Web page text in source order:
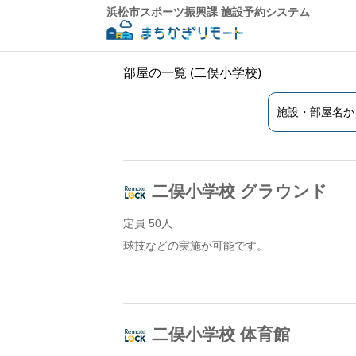
浜松市スポーツ振興課 施設予約システム
部屋の一覧 (二俣小学校)
二俣小学校 グラウンド
定員 50人
球技などの実施が可能です。
二俣小学校 体育館